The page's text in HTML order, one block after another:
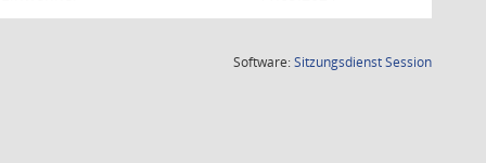
Software:SitzungsdienstSession(Wird in